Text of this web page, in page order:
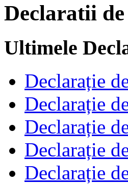
Declaratii de
Ultimele
Declarație
Declarație
Declarație
Declarație
Declarație